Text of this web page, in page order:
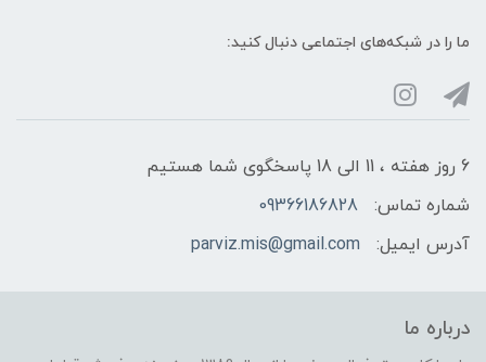
ما را در شبکه‌های اجتماعی دنبال کنید:
6 روز هفته ، 11 الی 18 پاسخگوی شما هستیم
شماره تماس:
09366186828
آدرس ایمیل:
parviz.mis@gmail.com
درباره ما